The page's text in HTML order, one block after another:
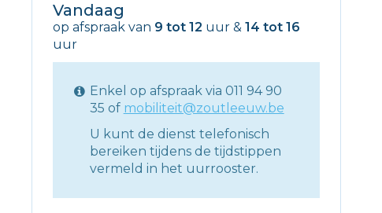
Vandaag
op afspraak van 9 tot 12 uur & 14 tot 16
uur
Enkel op afspraak via 011 94 90
35 of mobiliteit@zoutleeuw.be
U kunt de dienst telefonisch
bereiken tijdens de tijdstippen
vermeld in het uurrooster.